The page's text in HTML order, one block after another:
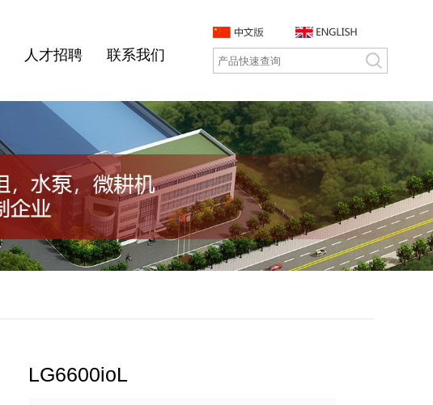
人才招聘 联系我们
LG6600ioL